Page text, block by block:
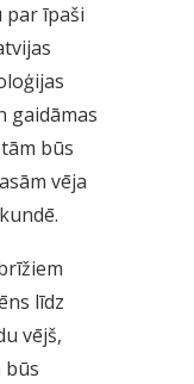
par īpaši
gaidāmas
būs
vēja
līdz
vējš,
būs